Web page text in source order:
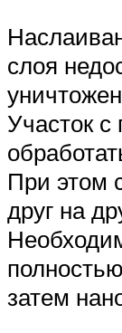
слоя
Участок
При этом
друг на
затем